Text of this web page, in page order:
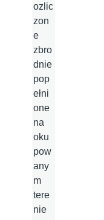
ozlic
zon
e
zbro
dnie
pop
ełni
one
na
oku
pow
any
m
tere
nie